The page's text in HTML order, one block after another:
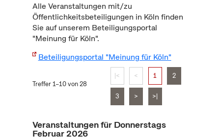
Alle Veranstaltungen mit/zu
Öffentlichkeitsbeteiligungen in Köln finden
Sie auf unserem Beteiligungsportal
"Meinung für Köln".
Beteiligungsportal "Meinung für Köln"
Treffer 1–10 von 28
|< < 1 2
3 > >|
Veranstaltungen für Donnerstags
Februar 2026